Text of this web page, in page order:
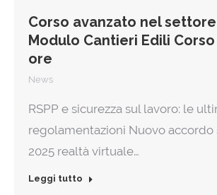
Corso avanzato nel
Modulo Cantieri Edili
ore
News
RSPP e sicurezza sul lavoro: le
regolamentazioni Nuovo accordo
2025 realtà virtuale…
Leggi tutto